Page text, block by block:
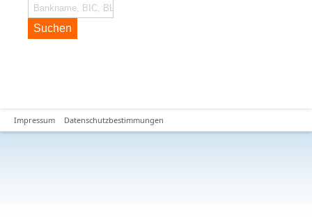
Suchen
Impressum Datenschutzbestimmungen